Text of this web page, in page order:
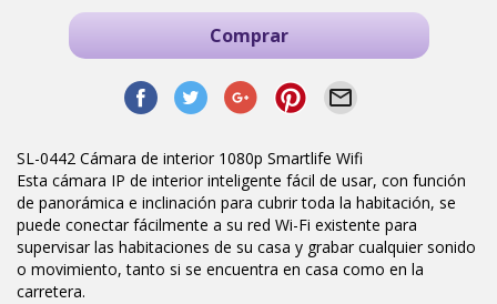
Comprar
SL-0442 Cámara de interior 1080p Smartlife Wifi
Esta cámara IP de interior inteligente fácil de usar, con función
de panorámica e inclinación para cubrir toda la habitación, se
puede conectar fácilmente a su red Wi-Fi existente para
supervisar las habitaciones de su casa y grabar cualquier sonido
o movimiento, tanto si se encuentra en casa como en la
carretera.